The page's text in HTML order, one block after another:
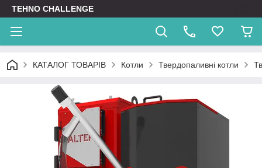
TEHNO CHALLENGE
КАТАЛОГ ТОВАРІВ Котли Твердопаливні котли